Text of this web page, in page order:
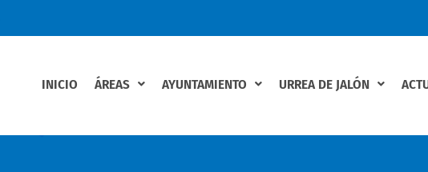
INICIO ÁREAS AYUNTAMIENTO URREA DE JALÓN